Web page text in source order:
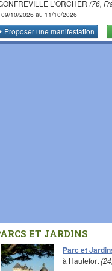
L'ORCHER (76,
09/10/2026 au 11/10/2026
Proposer une manifestation
ET JARDINS
Parc et
à Hautefort